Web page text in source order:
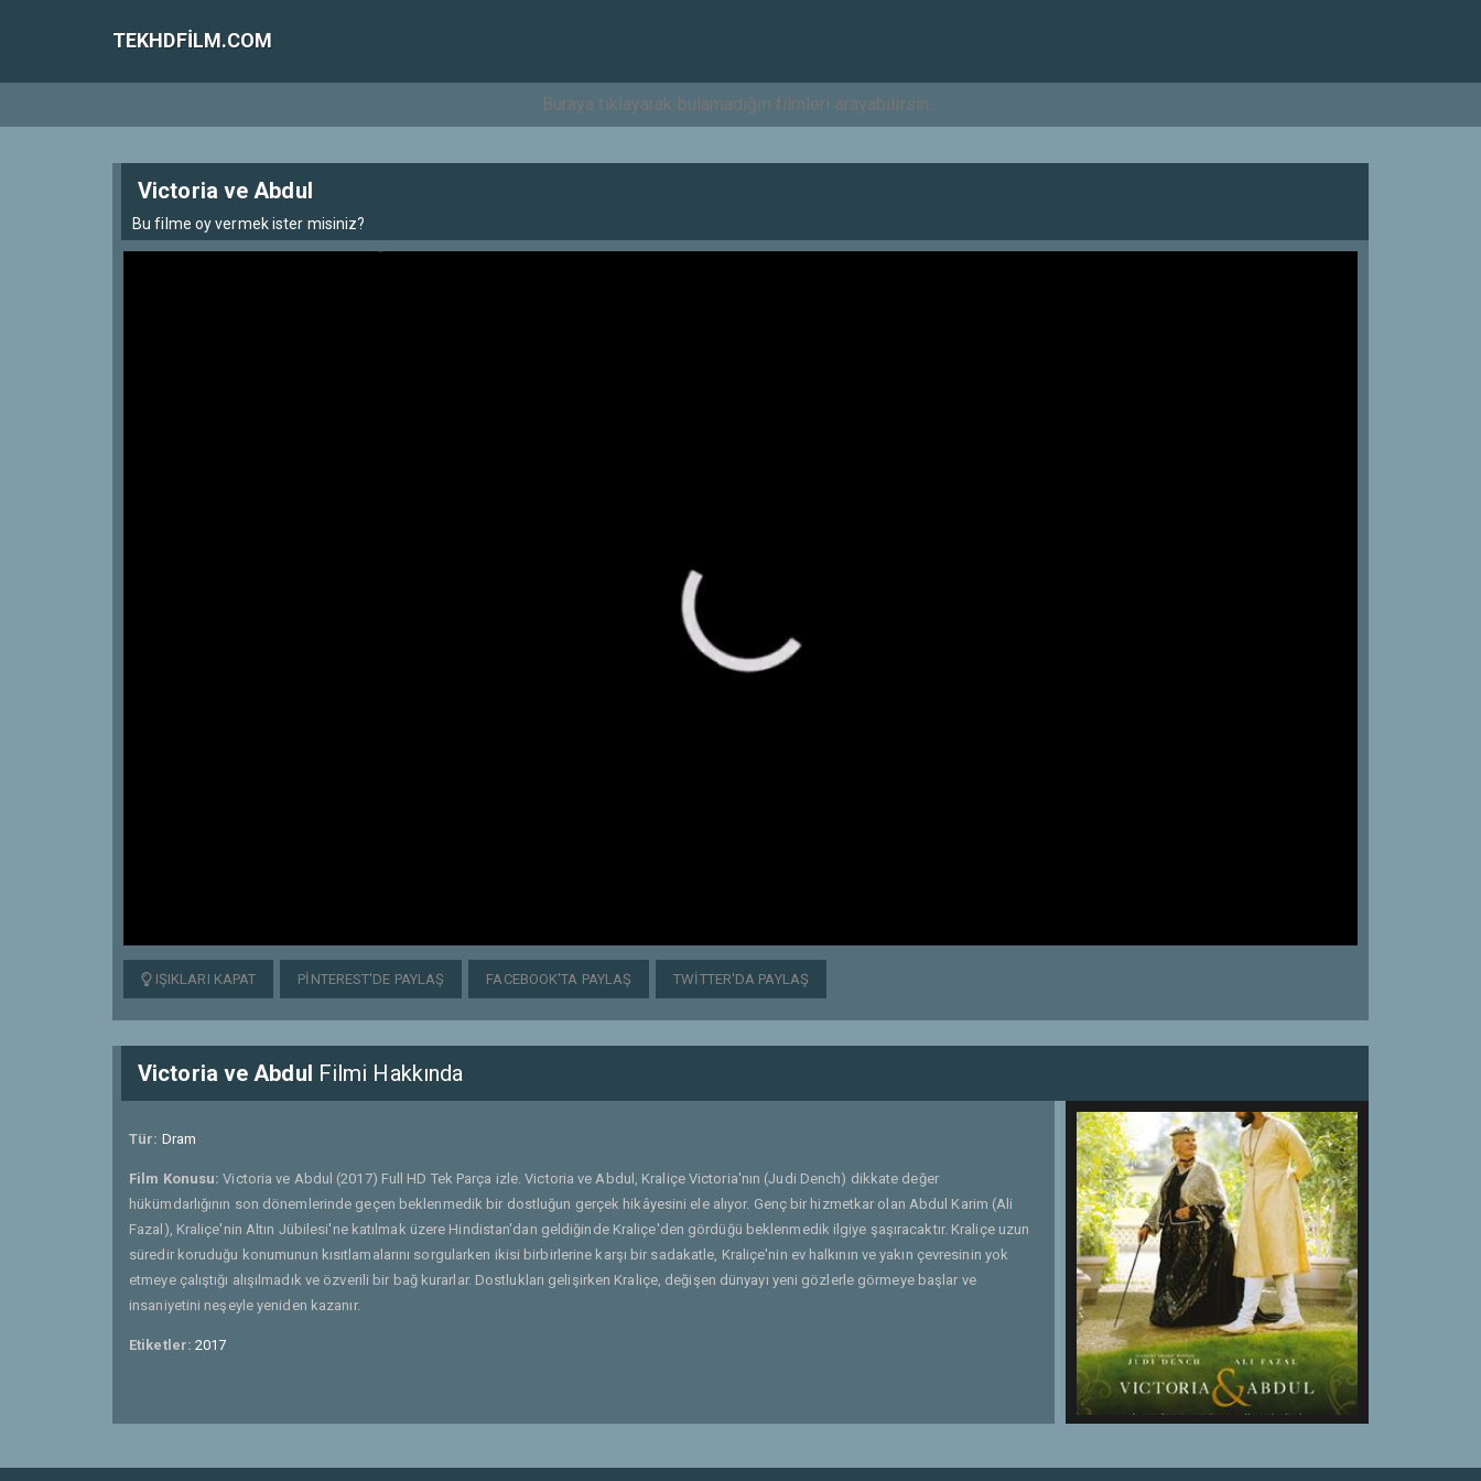
TEKHDFILM.COM
Victoria ve Abdul
Bu filme oy vermek ister misiniz?
IŞIKLARI KAPAT PINTEREST'DE PAYLAŞ FACEBOOK'TA PAYLAŞ TWITTER'DA PAYLAŞ
Victoria ve Abdul Filmi Hakkında
Tür: Dram
Film Konusu:Victoria ve Abdul (2017) Full HD Tek Parça izle. Victoria ve Abdul, Kraliçe Victoria'nın (Judi Dench) dikkate değer
hükümdarlığının son dönemlerinde geçen beklenmedik bir dostluğun gerçek hikâyesini ele alıyor. Genç bir hizmetkar olan Abdul Karim (Ali
Fazal), Kraliçe'nin Altın Jübilesi'ne katılmak üzere Hindistan'dan geldiğinde Kraliçe'den gördüğü beklenmedik ilgiye şaşıracaktır. Kraliçe uzun
süredir koruduğu konumunun kısıtlamalarını sorgularken ikisi birbirlerine karşı bir sadakatle, Kraliçe'nin ev halkının ve yakın çevresinin yok
etmeye çalıştığı alışılmadık ve özverili bir bağ kurarlar. Dostlukları gelişirken Kraliçe, değişen dünyayı yeni gözlerle görmeye başlar ve
insaniyetini neşeyle yeniden kazanır.
Etiketler:2017